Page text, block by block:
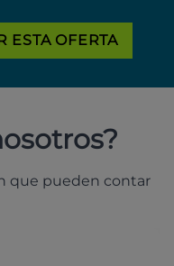
ESTA OFERTA
que pueden contar